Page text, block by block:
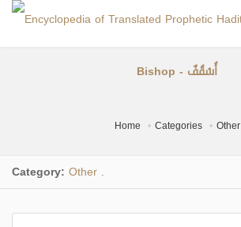
Bishop - أُسْقُفٌ
Home Categories Other
Category: Other